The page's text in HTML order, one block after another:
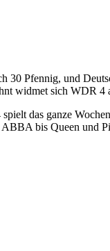
30 Pfennig, und
widmet sich WDR 4
das ganze
bis Queen und